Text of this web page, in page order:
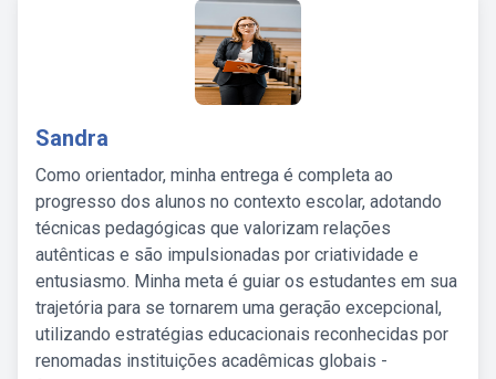
Sandra
Como orientador, minha entrega é completa ao
progresso dos alunos no contexto escolar, adotando
técnicas pedagógicas que valorizam relações
autênticas e são impulsionadas por criatividade e
entusiasmo. Minha meta é guiar os estudantes em sua
trajetória para se tornarem uma geração excepcional,
utilizando estratégias educacionais reconhecidas por
renomadas instituições acadêmicas globais -